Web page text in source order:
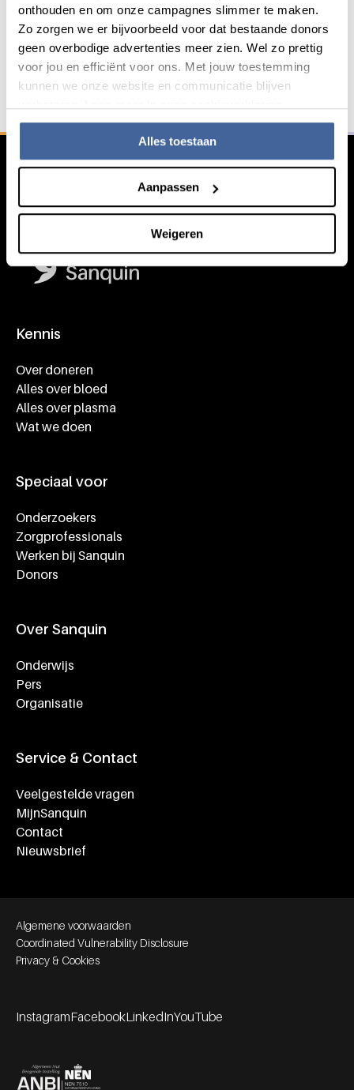
onthouden en om onze campagnes slimmer te maken.
Zo zorgen we er bijvoorbeeld voor dat bestaande donors
geen overbodige advertenties meer zien. Wel zo prettig
voor jou en efficiënt voor ons. Met jouw toestemming
kunnen we onze website en communicatie blijven
Alles toestaan
Aanpassen
Weigeren
Heb je een vraag neem contact met ons op!
Service & contact
Algemene informatie
Kennis
Over doneren
Alles over bloed
Alles over plasma
Wat we doen
Speciaal voor
Onderzoekers
Zorgprofessionals
Werken bij Sanquin
Donors
Over Sanquin
Onderwijs
Pers
Organisatie
Service & Contact
Veelgestelde vragen
MijnSanquin
Contact
Nieuwsbrief
Footer bottom navigation
Algemene voorwaarden
Coordinated Vulnerability Disclosure
Privacy & Cookies
InstagramFacebookLinkedInYouTube